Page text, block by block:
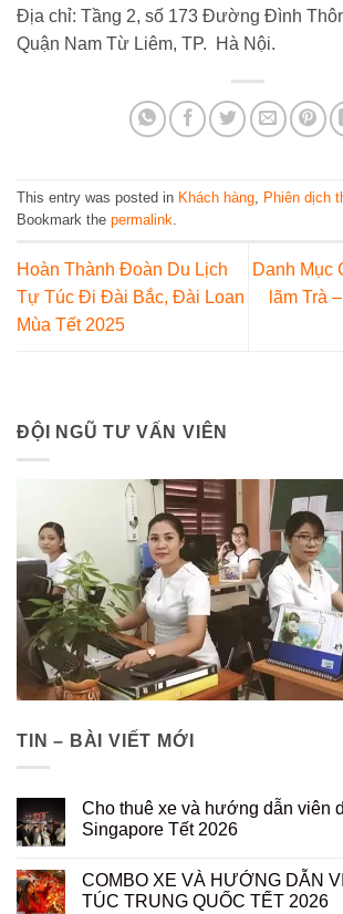
Địa chỉ: Tầng 2, số 173 Đường Đình
Quận Nam Từ Liêm, TP. Hà Nội.
This entry was posted in Khách hàng Phiên dịch
Bookmark the permalink
Hoàn Thành Đoàn Du Lịch
Tự Túc Đi Đài Bắc, Đài Loan
Mùa Tết 2025
Danh Mục
lãm Trà
ĐỘI NGŨ TƯ VẤN VIÊN
TIN – BÀI VIẾT MỚI
Cho thuê xe và hướng dẫn viên
Singapore Tết 2026
COMBO XE VÀ HƯỚNG DẪN
TÚC TRUNG QUỐC TẾT 2026